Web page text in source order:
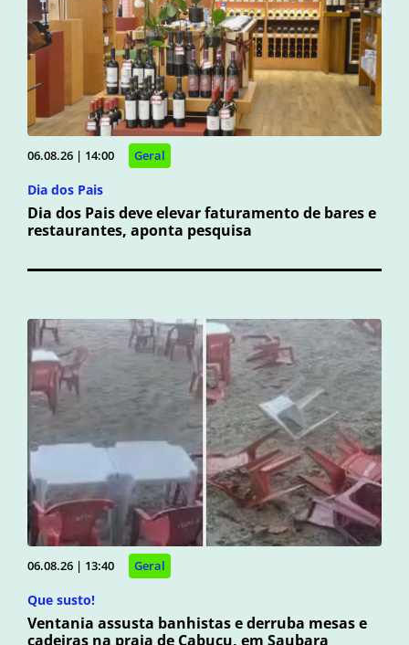
06.08.26 | 14:00 Geral
Dia dos Pais
Dia dos Pais deve elevar faturamento de bares e
restaurantes, aponta pesquisa
06.08.26 | 13:40 Geral
Que susto!
Ventania assusta banhistas e derruba mesas e
cadeiras na praia de Cabuçu, em Saubara